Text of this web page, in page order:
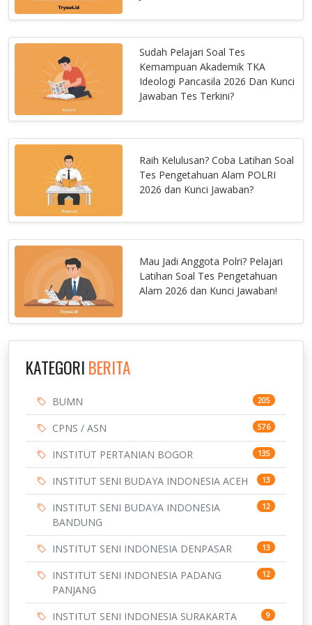
Sudah Pelajari Soal Tes
Kemampuan Akademik TKA
Ideologi Pancasila 2026 Dan Kunci
Jawaban Tes Terkini?
Raih Kelulusan? Coba Latihan Soal
Tes Pengetahuan Alam POLRI
2026 dan Kunci Jawaban?
Mau Jadi Anggota Polri? Pelajari
Latihan Soal Tes Pengetahuan
Alam 2026 dan Kunci Jawaban!
KATEGORI BERITA
BUMN 205
CPNS / ASN 576
INSTITUT PERTANIAN BOGOR 135
INSTITUT SENI BUDAYA INDONESIA ACEH 13
INSTITUT SENI BUDAYA INDONESIA
BANDUNG
12
INSTITUT SENI INDONESIA DENPASAR 13
INSTITUT SENI INDONESIA PADANG
PANJANG
12
INSTITUT SENI INDONESIA SURAKARTA 9